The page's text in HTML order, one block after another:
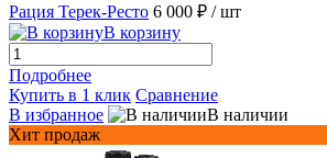
Рация Терек-Ресто 6 000 ₽ / шт
В корзину
Подробнее
Купить в 1 клик Сравнение
В избранное
В наличии
Хит продаж